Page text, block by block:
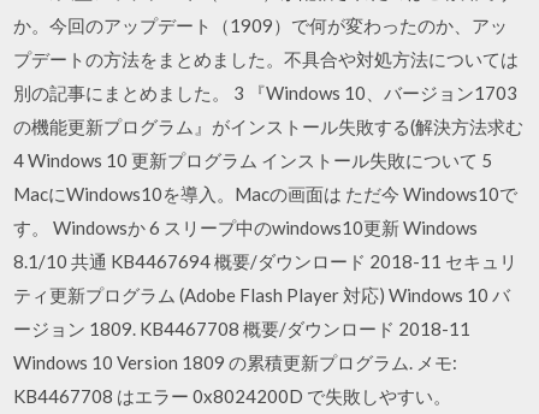
か。今回のアップデート（1909）で何が変わったのか、アッ
プデートの方法をまとめました。不具合や対処方法については
別の記事にまとめました。 3 『Windows 10、バージョン1703
の機能更新プログラム』がインストール失敗する(解決方法求む
4 Windows 10 更新プログラム インストール失敗について 5
MacにWindows10を導入。Macの画面は ただ今 Windows10で
す。 Windowsか 6 スリープ中のwindows10更新 Windows
8.1/10 共通 KB4467694 概要/ダウンロード 2018-11 セキュリ
ティ更新プログラム (Adobe Flash Player 対応) Windows 10 バ
ージョン 1809. KB4467708 概要/ダウンロード 2018-11
Windows 10 Version 1809 の累積更新プログラム. メモ:
KB4467708 はエラー 0x8024200D で失敗しやすい。